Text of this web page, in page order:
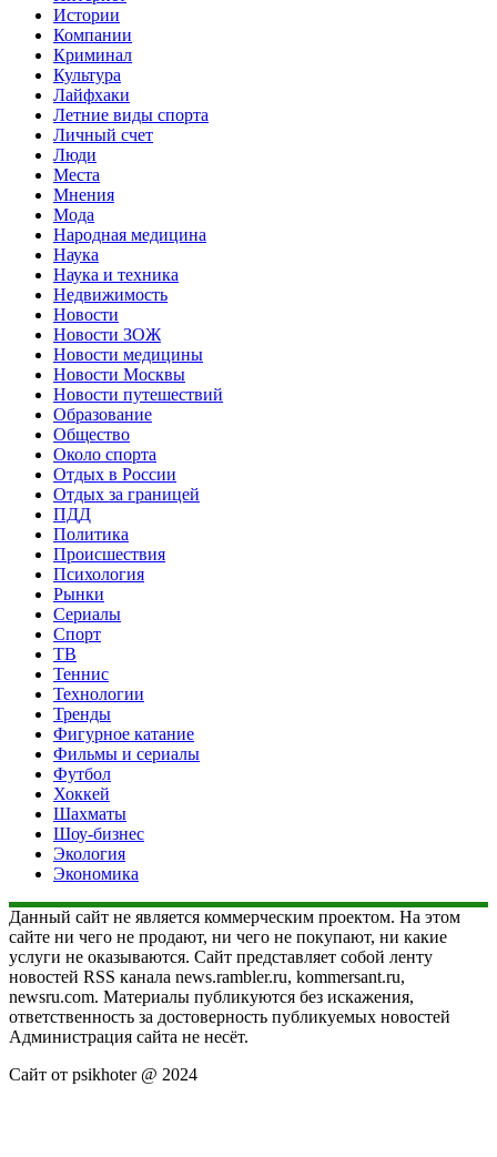
Истории
Компании
Криминал
Культура
Лайфхаки
Летние виды спорта
Личный счет
Люди
Места
Мнения
Мода
Народная медицина
Наука
Наука и техника
Недвижимость
Новости
Новости ЗОЖ
Новости медицины
Новости Москвы
Новости путешествий
Образование
Общество
Около спорта
Отдых в России
Отдых за границей
ПДД
Политика
Происшествия
Психология
Рынки
Сериалы
Спорт
ТВ
Теннис
Технологии
Тренды
Фигурное катание
Фильмы и сериалы
Футбол
Хоккей
Шахматы
Шоу-бизнес
Экология
Экономика
Данный сайт не является коммерческим проектом. На этом
сайте ни чего не продают, ни чего не покупают, ни какие
услуги не оказываются. Сайт представляет собой ленту
новостей RSS канала news.rambler.ru, kommersant.ru,
newsru.com. Материалы публикуются без искажения,
ответственность за достоверность публикуемых новостей
Администрация сайта не несёт.
Сайт от psikhoter @ 2024